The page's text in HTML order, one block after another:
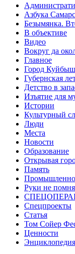
Азбука
Безымянка.
В объективе
Видео
Вокруг да
Главное
Город
Губернская
Детство в
Изъятие для
Истории
Культурный
Люди
Места
Новости
Образование
Открывая
Память
Руки не
Спецпроекты
Статья
Том Сойер
Ценности